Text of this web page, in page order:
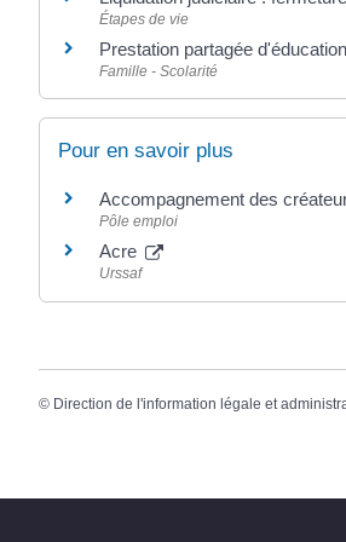
Étapes de vie
Prestation partagée
Famille - Scolarité
Pour en savoir plus
Accompagnement des
Pôle emploi
Acre
Urssaf
© Direction de l'information légale et